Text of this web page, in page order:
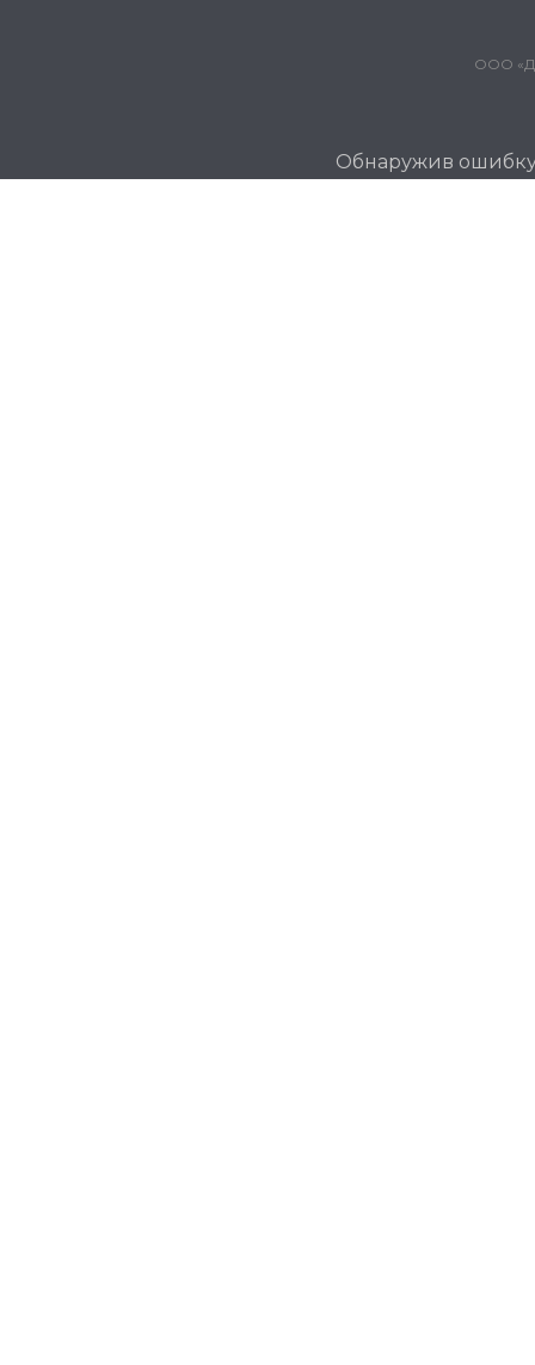
ООО
Обнаружив ошибку